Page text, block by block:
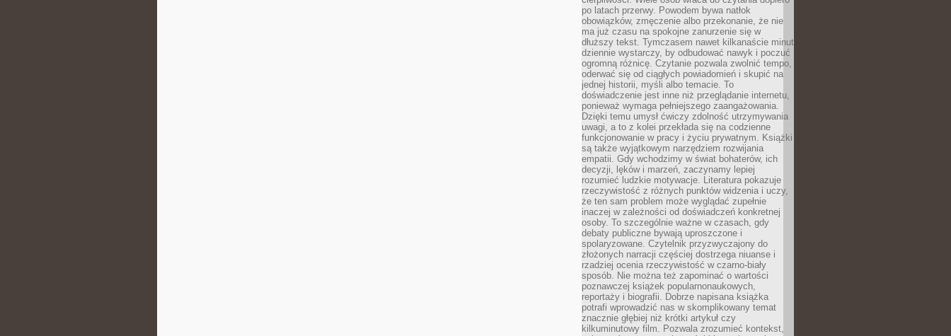
po latach przerwy. Powodem bywa natłok
obowiązków, zmęczenie albo przekonanie, że nie
ma już czasu na spokojne zanurzenie się w
dłuższy tekst. Tymczasem nawet kilkanaście minut
dziennie wystarczy, by odbudować nawyk i poczuć
ogromną różnicę. Czytanie pozwala zwolnić tempo,
oderwać się od ciągłych powiadomień i skupić na
jednej historii, myśli albo temacie. To
doświadczenie jest inne niż przeglądanie internetu,
ponieważ wymaga pełniejszego zaangażowania.
Dzięki temu umysł ćwiczy zdolność utrzymywania
uwagi, a to z kolei przekłada się na codzienne
funkcjonowanie w pracy i życiu prywatnym. Książki
są także wyjątkowym narzędziem rozwijania
empatii. Gdy wchodzimy w świat bohaterów, ich
decyzji, lęków i marzeń, zaczynamy lepiej
rozumieć ludzkie motywacje. Literatura pokazuje
rzeczywistość z różnych punktów widzenia i uczy,
że ten sam problem może wyglądać zupełnie
inaczej w zależności od doświadczeń konkretnej
osoby. To szczególnie ważne w czasach, gdy
debaty publiczne bywają uproszczone i
spolaryzowane. Czytelnik przyzwyczajony do
złożonych narracji częściej dostrzega niuanse i
rzadziej ocenia rzeczywistość w czarno-biały
sposób. Nie można też zapominać o wartości
poznawczej książek popularnonaukowych,
reportaży i biografii. Dobrze napisana książka
potrafi wprowadzić nas w skomplikowany temat
znacznie głębiej niż krótki artykuł czy
kilkuminutowy film. Pozwala zrozumieć kontekst,